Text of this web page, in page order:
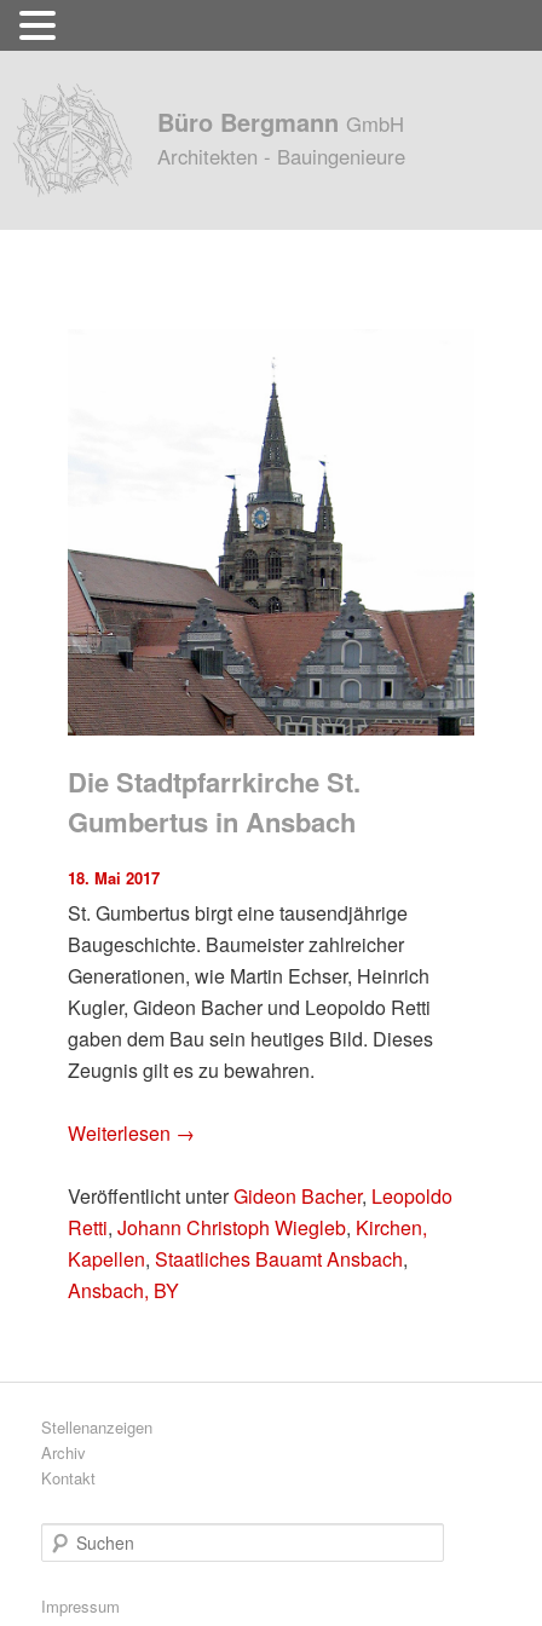
Büro Bergmann GmbH
Architekten - Bauingenieure
Die Stadtpfarrkirche St.
Gumbertus in Ansbach
18. Mai 2017
St. Gumbertus birgt eine tausendjährige
Baugeschichte. Baumeister zahlreicher
Generationen, wie Martin Echser, Heinrich
Kugler, Gideon Bacher und Leopoldo Retti
gaben dem Bau sein heutiges Bild. Dieses
Zeugnis gilt es zu bewahren.
Weiterlesen →
Veröffentlicht unterGideon Bacher, Leopoldo
Retti,Johann Christoph Wiegleb, Kirchen,
Kapellen,Staatliches Bauamt Ansbach,
Ansbach, BY
Stellenanzeigen
Archiv
Kontakt
u
h
Impressum